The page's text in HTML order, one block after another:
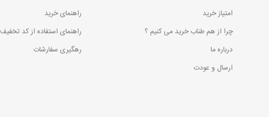
امتیاز خرید
چرا از هم طناب خرید می کنیم ؟
درباره ما
ارسال و عودت
راهنمای خرید
راهنمای استفاده از کد تخفیف
رهگیری سفارشات